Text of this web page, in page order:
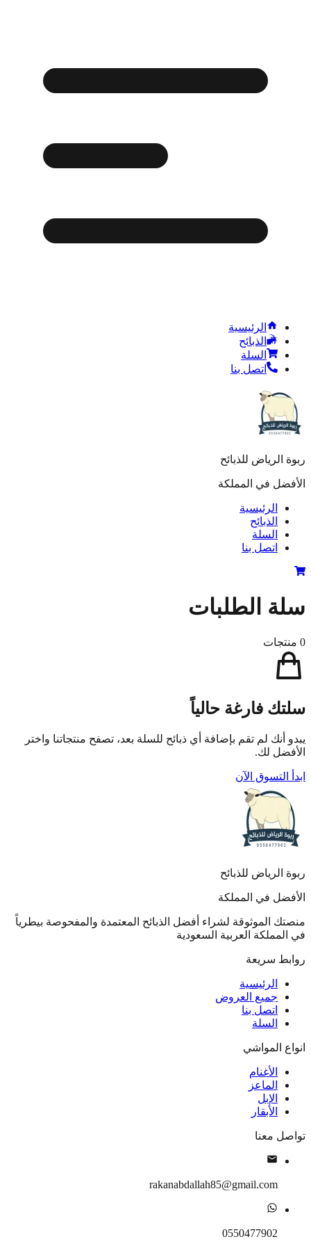
الرئيسية
الذبائح
السلة
اتصل بنا
ربوة الرياض للذبائح
الأفضل في المملكة
الرئيسية
الذبائح
السلة
اتصل بنا
سلة الطلبات
0 منتجات
سلتك فارغة حالياً
يبدو أنك لم تقم بإضافة أي ذبائح للسلة بعد، تصفح منتجاتنا واختر
الأفضل لك.
ابدأ التسوق الآن
ربوة الرياض للذبائح
الأفضل في المملكة
منصتك الموثوقة لشراء أفضل الذبائح المعتمدة والمفحوصة بيطرياً
في المملكة العربية السعودية
روابط سريعة
الرئيسية
جميع العروض
اتصل بنا
السلة
انواع المواشي
الأغنام
الماعز
الإبل
الأبقار
تواصل معنا
rakanabdallah85@gmail.com
0550477902